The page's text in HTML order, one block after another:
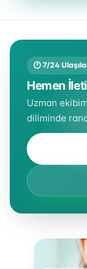
🕐 7/24
Hemen
Uzman
diliminde